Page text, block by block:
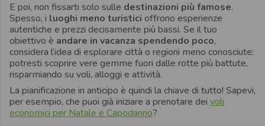
E poi, non fissarti solo sulle destinazioni più famose.
Spesso, i luoghi meno turistici offrono esperienze
autentiche e prezzi decisamente più bassi. Se il tuo
obiettivo è andare in vacanza spendendo poco,
considera l’idea di esplorare città o regioni meno conosciute:
potresti scoprire vere gemme fuori dalle rotte più battute,
risparmiando su voli, alloggi e attività.
La pianificazione in anticipo è quindi la chiave di tutto! Sapevi,
per esempio, che puoi già iniziare a prenotare dei voli
economici per Natale e Capodanno?